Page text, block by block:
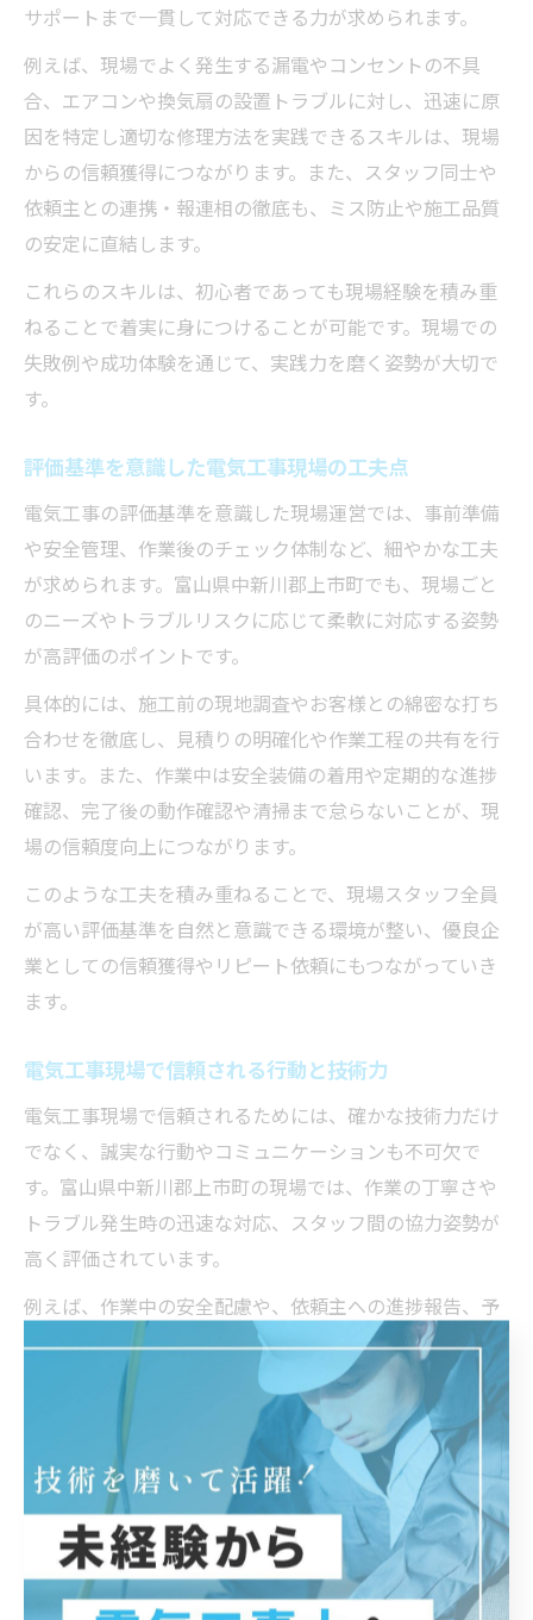
サポートまで一貫して対応できる力が求められます。
例えば、現場でよく発生する漏電やコンセントの不具
合、エアコンや換気扇の設置トラブルに対し、迅速に原
因を特定し適切な修理方法を実践できるスキルは、現場
からの信頼獲得につながります。また、スタッフ同士や
依頼主との連携・報連相の徹底も、ミス防止や施工品質
の安定に直結します。
これらのスキルは、初心者であっても現場経験を積み重
ねることで着実に身につけることが可能です。現場での
失敗例や成功体験を通じて、実践力を磨く姿勢が大切で
す。
評価基準を意識した電気工事現場の工夫点
電気工事の評価基準を意識した現場運営では、事前準備
や安全管理、作業後のチェック体制など、細やかな工夫
が求められます。富山県中新川郡上市町でも、現場ごと
のニーズやトラブルリスクに応じて柔軟に対応する姿勢
が高評価のポイントです。
具体的には、施工前の現地調査やお客様との綿密な打ち
合わせを徹底し、見積りの明確化や作業工程の共有を行
います。また、作業中は安全装備の着用や定期的な進捗
確認、完了後の動作確認や清掃まで怠らないことが、現
場の信頼度向上につながります。
このような工夫を積み重ねることで、現場スタッフ全員
が高い評価基準を自然と意識できる環境が整い、優良企
業としての信頼獲得やリピート依頼にもつながっていき
ます。
電気工事現場で信頼される行動と技術力
電気工事現場で信頼されるためには、確かな技術力だけ
でなく、誠実な行動やコミュニケーションも不可欠で
す。富山県中新川郡上市町の現場では、作業の丁寧さや
トラブル発生時の迅速な対応、スタッフ間の協力姿勢が
高く評価されています。
例えば、作業中の安全配慮や、依頼主への進捗報告、予
期せぬ問題発生時の冷静な対応は、現場の安心感につな
がります。また、経験豊富なスタッフが後輩に技術指導
を行うことで、現場全体のスキル向上と信頼構築にも寄
このような信頼される行動を重ねることで、現場での評
価が高まり、優良企業で長く活躍できる道が開けます。
初心者からベテランまで、日々の積み重ねが大切です。